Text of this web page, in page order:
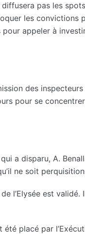
diffusera pas les
les convictions
appeler à
des
pour se
a disparu, A.
ne soit
l’Elysée est
été placé par